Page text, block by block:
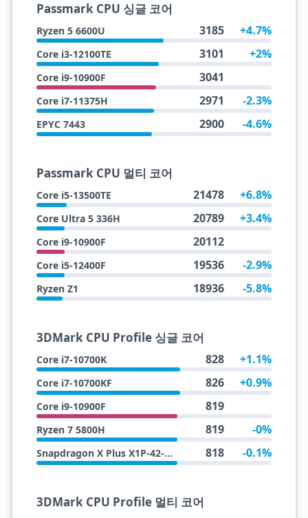
Passmark CPU 싱글 코어
Ryzen 5 6600U 3185 +4.7%
Core i3-12100TE 3101 +2%
Core i9-10900F 3041
Core i7-11375H 2971 -2.3%
EPYC 7443 2900 -4.6%
Passmark CPU 멀티 코어
Core i5-13500TE 21478 +6.8%
Core Ultra 5 336H 20789 +3.4%
Core i9-10900F 20112
Core i5-12400F 19536 -2.9%
Ryzen Z1 18936 -5.8%
3DMark CPU Profile 싱글 코어
Core i7-10700K 828 +1.1%
Core i7-10700KF 826 +0.9%
Core i9-10900F 819
Ryzen 7 5800H 819 -0%
Snapdragon X Plus X1P-42-100 818 -0.1%
3DMark CPU Profile 멀티 코어